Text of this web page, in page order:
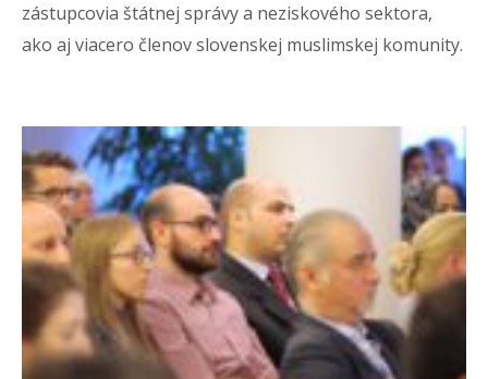
zástupcovia štátnej správy a neziskového sektora,
ako aj viacero členov slovenskej muslimskej komunity.